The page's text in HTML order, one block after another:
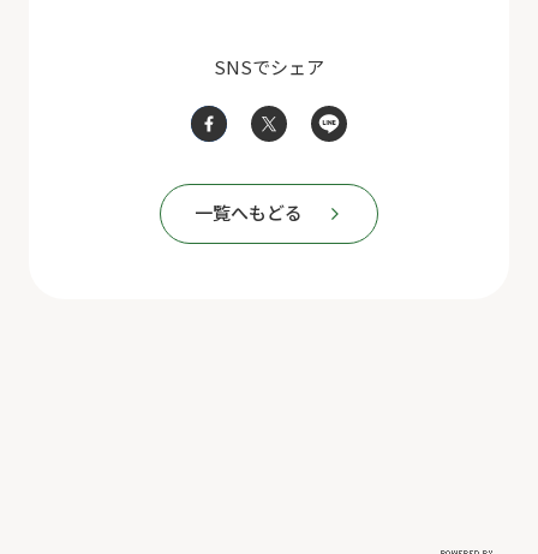
SNSでシェア
一覧へもどる